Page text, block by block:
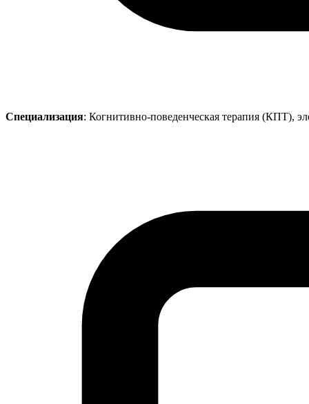
Специализация: Когнитивно-поведенческая терапия (КПТ),